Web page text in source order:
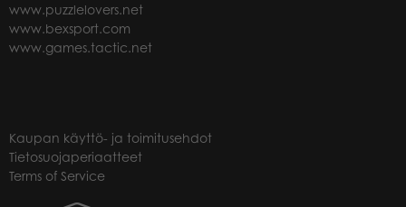
www.puzzlelovers.net
www.bexsport.com
www.games.tactic.net
Kaupan käyttö- ja toimitusehdot
Tietosuojaperiaatteet
Terms of Service